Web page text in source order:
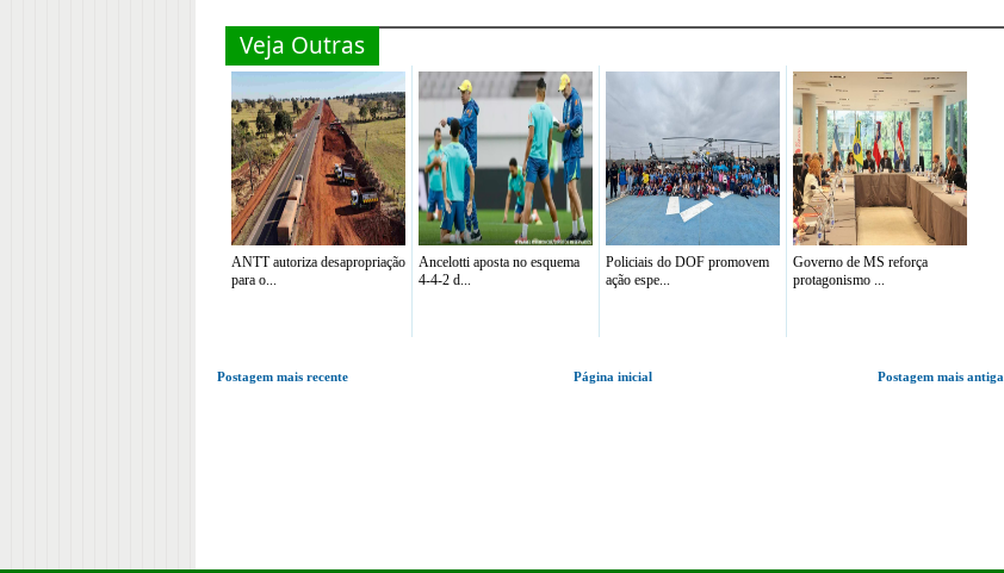
Veja Outras
ANTT autoriza desapropriação
para o...
Ancelotti aposta no esquema
4-4-2 d...
Policiais do DOF promovem
ação espe...
Governo de MS reforça
protagonismo ...
Postagem mais recente Postagem mais antiga
Página inicial